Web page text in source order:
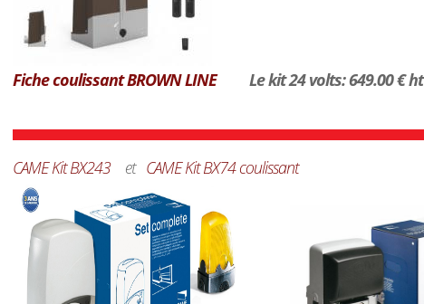
Fiche coulissant BROWN LINELe kit 24 volts: 649.00 € ht
CAME Kit BX243 et CAME Kit BX74 coulissant